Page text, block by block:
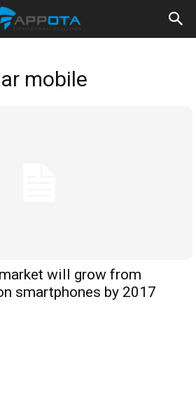
mobile
will grow from
smartphones by 2017